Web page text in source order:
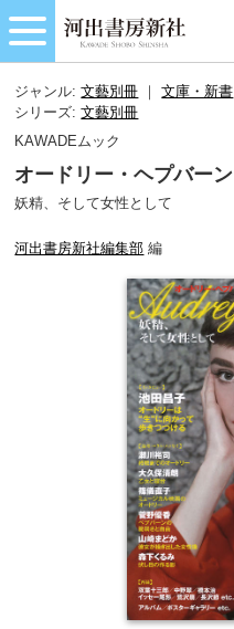
ジャンル:文藝別冊 ｜文庫・新書
シリーズ:文藝別冊
KAWADEムック
オードリー・ヘプバーン
妖精、そして女性として
河出書房新社編集部 編